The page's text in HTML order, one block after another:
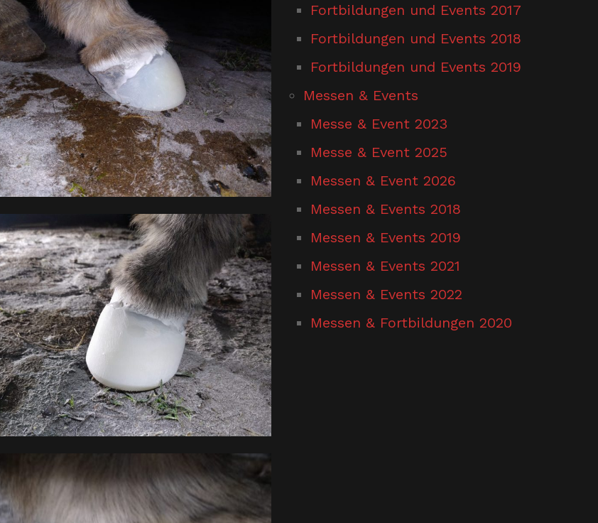
Fortbildungen und Events 2017
Fortbildungen und Events 2018
Fortbildungen und Events 2019
Messen & Events
Messe & Event 2023
Messe & Event 2025
Messen & Event 2026
Messen & Events 2018
Messen & Events 2019
Messen & Events 2021
Messen & Events 2022
Messen & Fortbildungen 2020